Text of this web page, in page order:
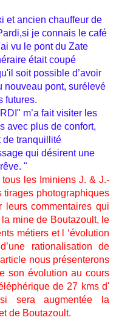
et ancien chauffeur de
je connais le café
vu le pont du Zate
était coupé
soit possible d’avoir
nouveau pont, surélevé
futures.
m’a fait visiter les
avec plus de confort,
de tranquillité
qui désirent une
"
les Iminiens J. & J.-
tirages photographiques
commentaires qui
mine de Boutazoult, le
métiers et l ‘évolution
rationalisation de
nous présenterons
son évolution au cours
de 27 kms d'
sera augmentée la
de Boutazoult.